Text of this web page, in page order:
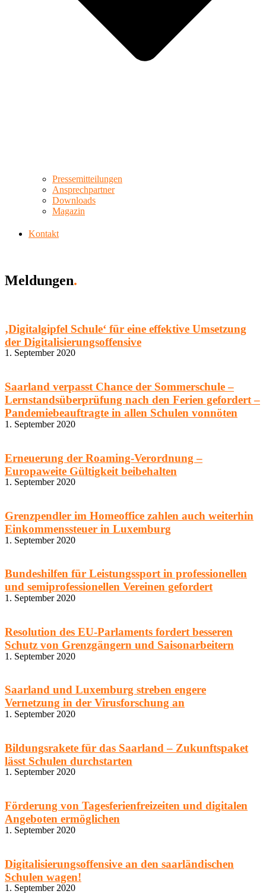
Pressemitteilungen
Ansprechpartner
Downloads
Magazin
Kontakt
Meldungen.
‚Digitalgipfel Schule‘ für eine effektive Umsetzung
der Digitalisierungsoffensive
1. September 2020
Saarland verpasst Chance der Sommerschule –
Lernstandsüberprüfung nach den Ferien gefordert –
Pandemiebeauftragte in allen Schulen vonnöten
1. September 2020
Erneuerung der Roaming-Verordnung –
Europaweite Gültigkeit beibehalten
1. September 2020
Grenzpendler im Homeoffice zahlen auch weiterhin
Einkommenssteuer in Luxemburg
1. September 2020
Bundeshilfen für Leistungssport in professionellen
und semiprofessionellen Vereinen gefordert
1. September 2020
Resolution des EU-Parlaments fordert besseren
Schutz von Grenzgängern und Saisonarbeitern
1. September 2020
Saarland und Luxemburg streben engere
Vernetzung in der Virusforschung an
1. September 2020
Bildungsrakete für das Saarland – Zukunftspaket
lässt Schulen durchstarten
1. September 2020
Förderung von Tagesferienfreizeiten und digitalen
Angeboten ermöglichen
1. September 2020
Digitalisierungsoffensive an den saarländischen
Schulen wagen!
1. September 2020